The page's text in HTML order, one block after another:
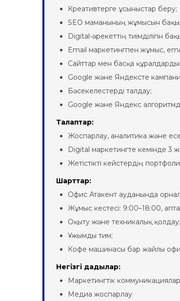
Креативтерге ұсыныстар беру;
SEO маманының жұмысын
Digital-әрекеттің тиімділігін
Email маркетингпен жұмыс,
Сайттар мен басқа
Google және Яндексте
Бәсекелестерді талдау;
Google және Яндекс
Талаптар:
Жоспарлау, аналитика және
Digital маркетингте кемінде 3
Жетістікті кейстердің
Шарттар:
Офис Атакент ауданында
Жұмыс кестесі: 9:00–18:00,
Оқыту және техникалық қолдау;
Ұжымды тим;
Кофе машинасы бар жайлы
Негізгі дағдылар:
Маркетингтік коммуникациялар
Медиа жоспарлау